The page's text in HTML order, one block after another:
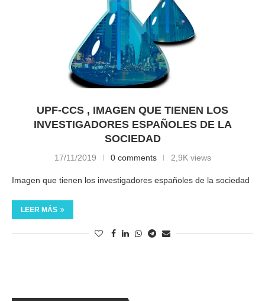
UPF-CCS , IMAGEN QUE TIENEN LOS
INVESTIGADORES ESPAÑOLES DE LA
SOCIEDAD
17/11/2019 0 comments 2,9K views
Imagen que tienen los investigadores españoles de la sociedad
LEER MÁS